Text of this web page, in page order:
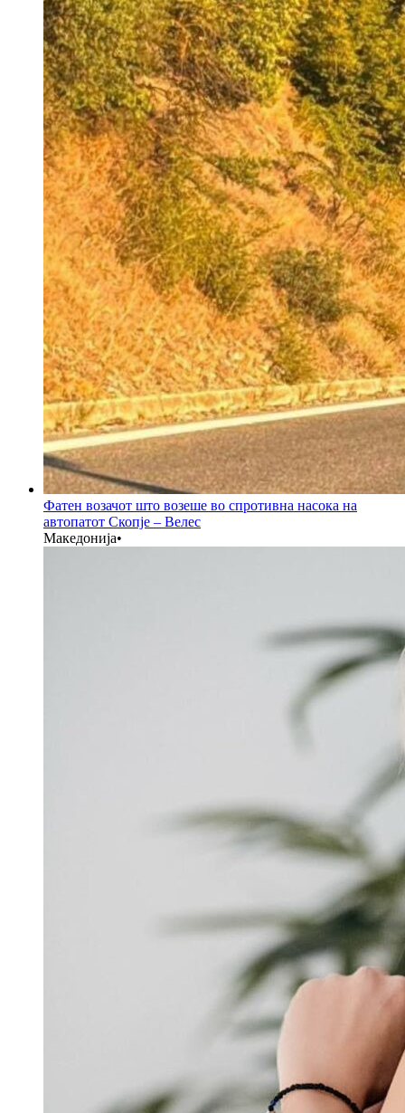
Фатен возачот што возеше во спротивна насока на
автопатот Скопје – Велес
Македонија•